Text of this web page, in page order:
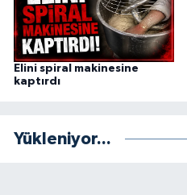
Elini spiral makinesine
kaptırdı
Yükleniyor...